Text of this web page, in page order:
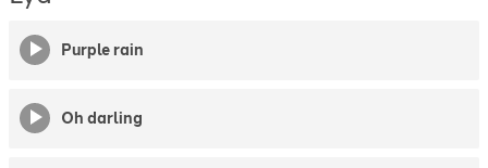
Purple rain
Oh darling